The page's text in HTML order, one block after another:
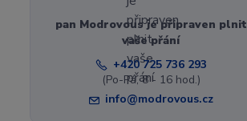
pan Modrovous je připraven plnit
vaše přání
+420 725 736 293
(Po-Pá, 8 - 16 hod.)
info@modrovous.cz